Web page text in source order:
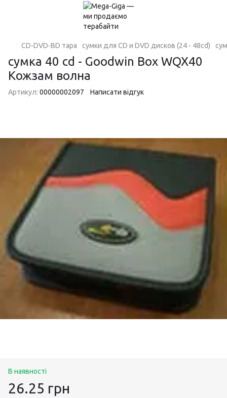
CD-DVD-BD тара сумки для CD и DVD дисков (24 - 48cd)
сумка 40 cd - Goodwin Box WQX40
Кожзам волна
Артикул: 00000002097 Написати відгук
В наявності
26.25 грн